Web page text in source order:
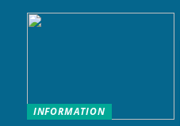
INFORMATION